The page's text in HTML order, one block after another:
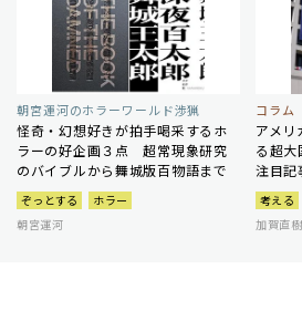
朝宮運河のホラーワールド渉猟
怪奇・幻想好きが拍手喝采するホ
ラーの好企画３点 超常現象研究
のバイブルから舞城版百物語まで
ぞっとする
ホラー
朝宮運河
コラム
アメ
る超
注目記
考える
加賀直樹